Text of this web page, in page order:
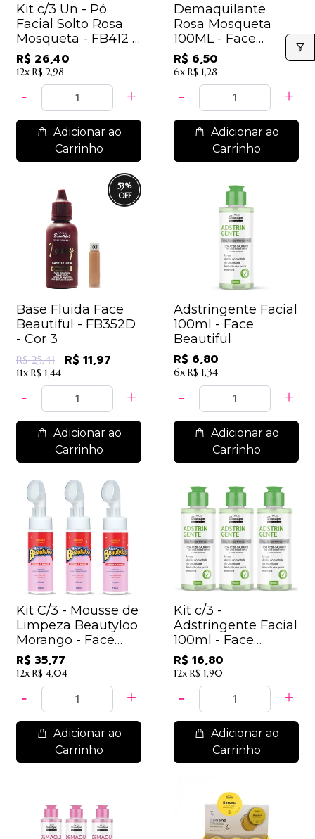
Kit c/3 Un - Pó
Facial Solto Rosa
Mosqueta - FB412 -
Face Beautiful
R$ 26,40
12x R$ 2,98
Adicionar ao
Carrinho
Demaquilante
Rosa Mosqueta
100ML - Face
Beautiful
R$ 6,50
6x R$ 1,28
Adicionar ao
Carrinho
53%
Base Fluida Face
Beautiful - FB352D
- Cor 3
R$ 25,41 R$ 11,97
11x R$ 1,44
Adicionar ao
Carrinho
Adstringente Facial
100ml - Face
Beautiful
R$ 6,80
6x R$ 1,34
Adicionar ao
Carrinho
Kit C/3 - Mousse de
Limpeza Beautyloo
Morango - Face
Beautiful / 11,92
R$ 35,77
12x R$ 4,04
Adicionar ao
Carrinho
Kit c/3 -
Adstringente Facial
100ml - Face
Beautiful / 5,60
R$ 16,80
12x R$ 1,90
Adicionar ao
Carrinho